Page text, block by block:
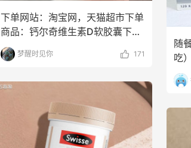
下单网站：淘宝网，天猫超市下单
商品：钙尔奇维生素D软胶囊下单
金额：63.4元定期
梦醒时见你 171
随
吃
配